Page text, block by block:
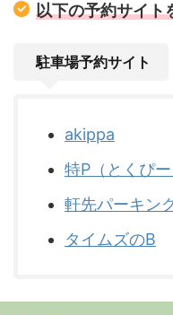
以下の予約サイト
駐車場予約サイト
akippa
特P（とくぴー
軒先パーキン
タイムズのB